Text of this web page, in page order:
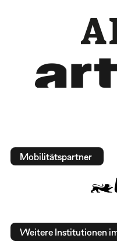
Mobilitätspartner
Weitere Institutionen